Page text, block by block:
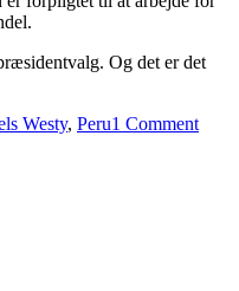
Og det er det
Westy, Peru1 Commenton